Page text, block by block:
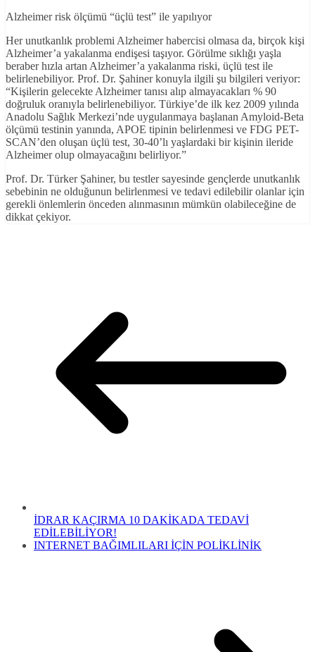
Alzheimer risk ölçümü “üçlü test” ile yapılıyor
Her unutkanlık problemi Alzheimer habercisi olmasa da, birçok kişi
Alzheimer’a yakalanma endişesi taşıyor. Görülme sıklığı yaşla
beraber hızla artan Alzheimer’a yakalanma riski, üçlü test ile
belirlenebiliyor. Prof. Dr. Şahiner konuyla ilgili şu bilgileri veriyor:
“Kişilerin gelecekte Alzheimer tanısı alıp almayacakları % 90
doğruluk oranıyla belirlenebiliyor. Türkiye’de ilk kez 2009 yılında
Anadolu Sağlık Merkezi’nde uygulanmaya başlanan Amyloid-Beta
ölçümü testinin yanında, APOE tipinin belirlenmesi ve FDG PET-
SCAN’den oluşan üçlü test, 30-40’lı yaşlardaki bir kişinin ileride
Alzheimer olup olmayacağını belirliyor.”
Prof. Dr. Türker Şahiner, bu testler sayesinde gençlerde unutkanlık
sebebinin ne olduğunun belirlenmesi ve tedavi edilebilir olanlar için
gerekli önlemlerin önceden alınmasının mümkün olabileceğine de
dikkat çekiyor.
İDRAR KAÇIRMA 10 DAKİKADA TEDAVİ
EDİLEBİLİYOR!
INTERNET BAĞIMLILARI İÇİN POLİKLİNİK